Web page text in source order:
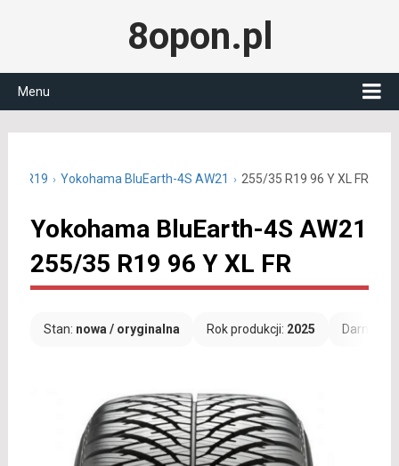
8opon.pl
Menu
35 R19 Yokohama BluEarth-4S AW21 255/35 R19 96 Y XL FR
Yokohama BluEarth-4S AW21
255/35 R19 96 Y XL FR
Stan: nowa / oryginalna Rok produkcji: 2025